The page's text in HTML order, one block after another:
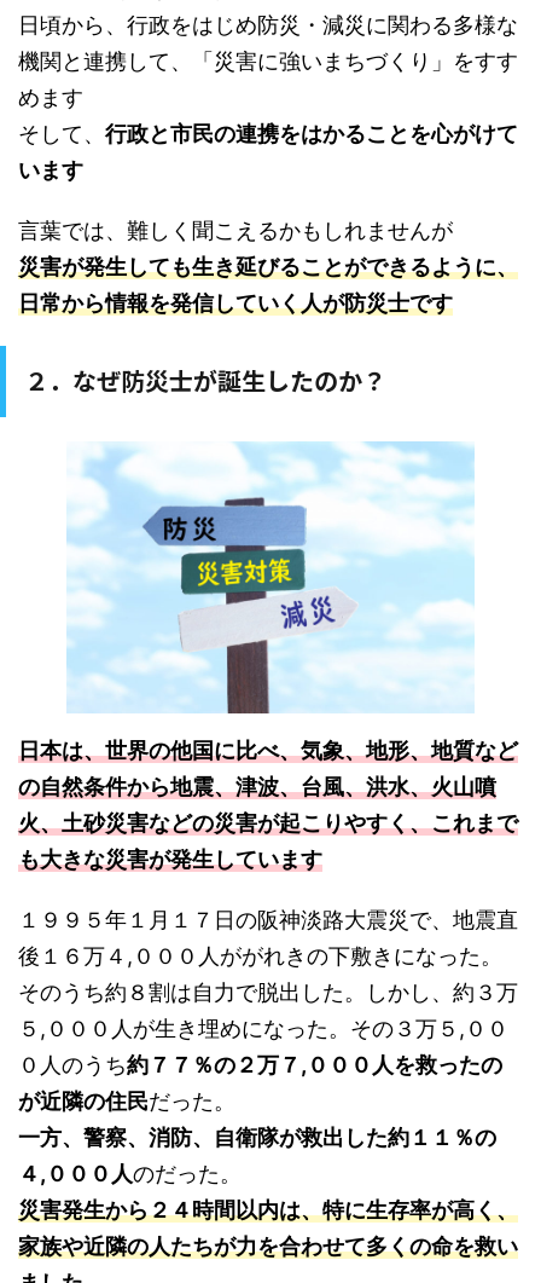
日頃から、行政をはじめ防災・減災に関わる多様な
機関と連携して、「災害に強いまちづくり」をすす
めます
そして、 行政と市民の連携をはかることを心がけて
います
言葉では、難しく聞こえるかもしれませんが
災害が発生しても生き延びることができるように、
日常から情報を発信していく人が防災士です
２．なぜ防災士が誕生したのか？
日本は、世界の他国に比べ、気象、地形、地質など
の自然条件から地震、津波、台風、洪水、火山噴
火、土砂災害などの災害が起こりやすく、これまで
も大きな災害が発生しています
１９９５年１月１７日の阪神淡路大震災で、地震直
後１６万４,０００人ががれきの下敷きになった。
そのうち約８割は自力で脱出した。しかし、約３万
５,０００人が生き埋めになった。その３万５,００
０人のうち約７７％の２万７,０００人を救ったの
が近隣の住民だった。
一方、警察、消防、自衛隊が救出した約１１％の
４,０００人のだった。
災害発生から２４時間以内は、特に生存率が高く、
家族や近隣の人たちが力を合わせて多くの命を救い